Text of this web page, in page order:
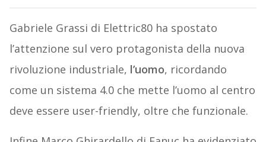
Gabriele Grassi di Elettric80 ha spostato
l’attenzione sul vero protagonista della nuova
rivoluzione industriale, l’uomo, ricordando
come un sistema 4.0 che mette l’uomo al centro
deve essere user-friendly, oltre che funzionale.